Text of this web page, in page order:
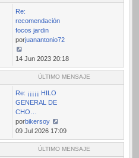
Re:
recomendación
focos jardin
porjuanantonio72
Ver
último
mensaje
14 Jun 2023 20:18
ÚLTIMO MENSAJE
Re: ¡¡¡¡¡ HILO
GENERAL DE
CHO…
porbikersoy
Ver
último
mensaje
09 Jul 2026 17:09
ÚLTIMO MENSAJE